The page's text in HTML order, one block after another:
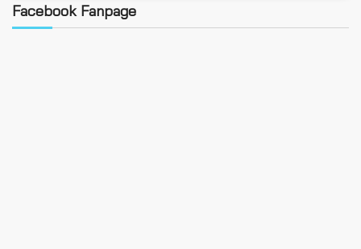
Facebook Fanpage